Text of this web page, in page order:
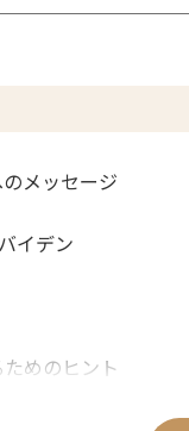
メッセージ
イデン
めのヒント